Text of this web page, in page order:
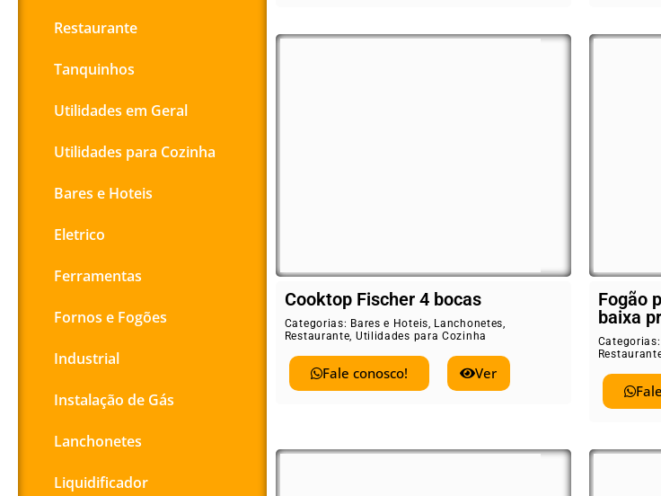
Restaurante
Tanquinhos
Utilidades em Geral
Utilidades para Cozinha
Bares e Hoteis
Eletrico
Ferramentas
Fornos e Fogões
Industrial
Instalação de Gás
Lanchonetes
Liquidificador
Cooktop Fischer 4 bocas
Categorias: Bares e Hoteis, Lanchonetes,
Restaurante, Utilidades para Cozinha
Fale conosco! Ver
Fogão
baixa
Categorias: